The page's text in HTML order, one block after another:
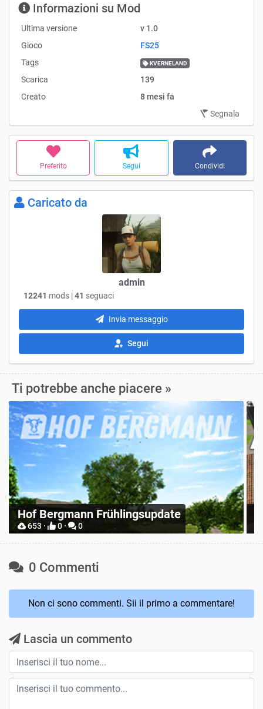
Preferito Segui Condividi
Informazioni su Mod
Ultima versione
v 1.0
Gioco
FS25
Tags
KVERNELAND
Scarica
139
Creato
8 mesi fa
Segnala
Caricato da
admin
12241 mods |41 seguaci
Invia messaggio
Segui
Ti potrebbe anche piacere »
Place Anywhere
12748 · 9 ·
0 Commenti
Non ci sono commenti. Sii il primo a commentare!
Lascia un commento